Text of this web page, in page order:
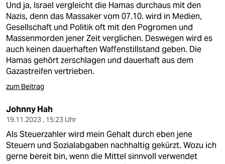
Und ja, Israel vergleicht die Hamas durchaus mit den
Nazis, denn das Massaker vom 07.10. wird in Medien,
Gesellschaft und Politik oft mit den Pogromen und
Massenmorden jener Zeit verglichen. Deswegen wird es
auch keinen dauerhaften Waffenstillstand geben. Die
Hamas gehört zerschlagen und dauerhaft aus dem
Gazastreifen vertrieben.
zum Beitrag
Johnny Hah
19.11.2023 , 15:23 Uhr
Als Steuerzahler wird mein Gehalt durch eben jene
Steuern und Sozialabgaben nachhaltig gekürzt. Wozu ich
gerne bereit bin, wenn die Mittel sinnvoll verwendet